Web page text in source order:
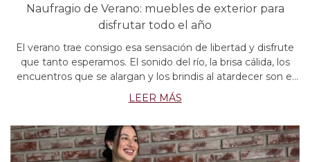
Naufragio de Verano: muebles de exterior para
disfrutar todo el año
El verano trae consigo esa sensación de libertad y disfrute
que tanto esperamos. El sonido del río, la brisa cálida, los
encuentros que se alargan y los brindis al atardecer son el
punto de partida de “Naufragio de Verano”, la nueva
colección de Bed
LEER MÁS